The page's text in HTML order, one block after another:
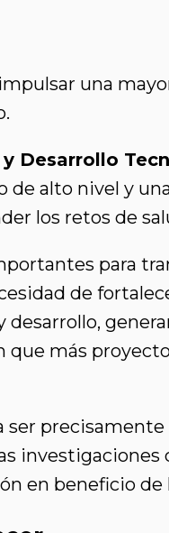
una
Desarrollo
alto nivel y
los retos de
para
de
más
ser
en beneficio de